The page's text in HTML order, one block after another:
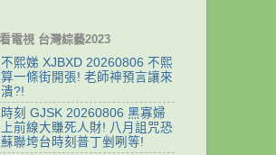
電視 台灣綜藝2023
熙娣 XJBXD 20260806 不熙
一條街開張! 老師神預言讓來
?!
時刻 GJSK 20260806 黑寡婦
前線大賺死人財! 八月詛咒恐
聯垮台時刻普丁剉咧等!